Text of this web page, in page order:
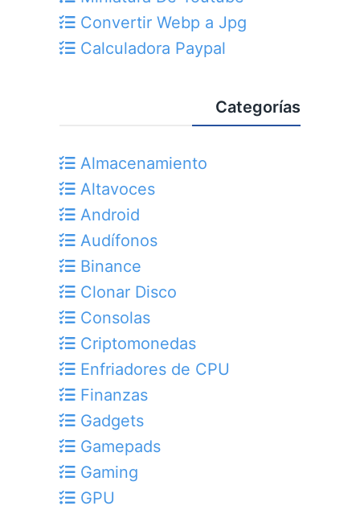
Convertir Webp a Jpg
Calculadora Paypal
Categorías
Almacenamiento
Altavoces
Android
Audífonos
Binance
Clonar Disco
Consolas
Criptomonedas
Enfriadores de CPU
Finanzas
Gadgets
Gamepads
Gaming
GPU